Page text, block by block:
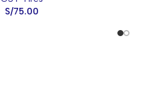
S/75.00